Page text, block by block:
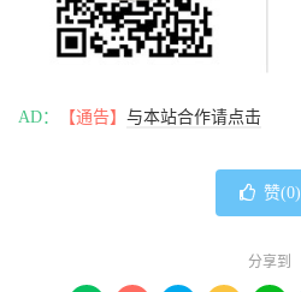
AD： 【通告】 与本站合作请点击
赞(0)
分享到